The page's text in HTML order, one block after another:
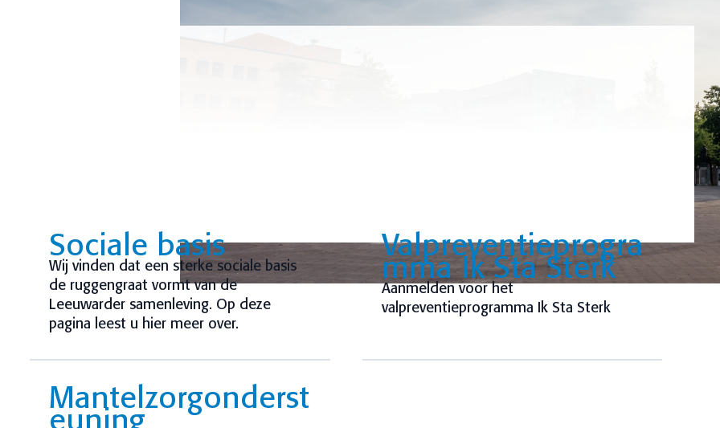
Sociale basis
Wij vinden dat een sterke sociale basis
de ruggengraat vormt van de
Leeuwarder samenleving. Op deze
pagina leest u hier meer over.
Valpreventieprogra
mma Ik Sta Sterk
Aanmelden voor het
valpreventieprogramma Ik Sta Sterk
Mantelzorgonderst
euning